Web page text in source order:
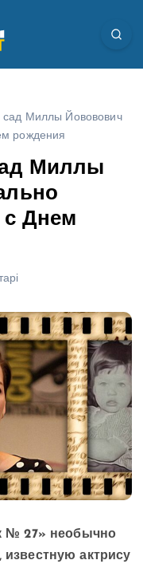
сад Миллы Йововович
рождения
Миллы
с Днем
№ 27» необычно
актрису